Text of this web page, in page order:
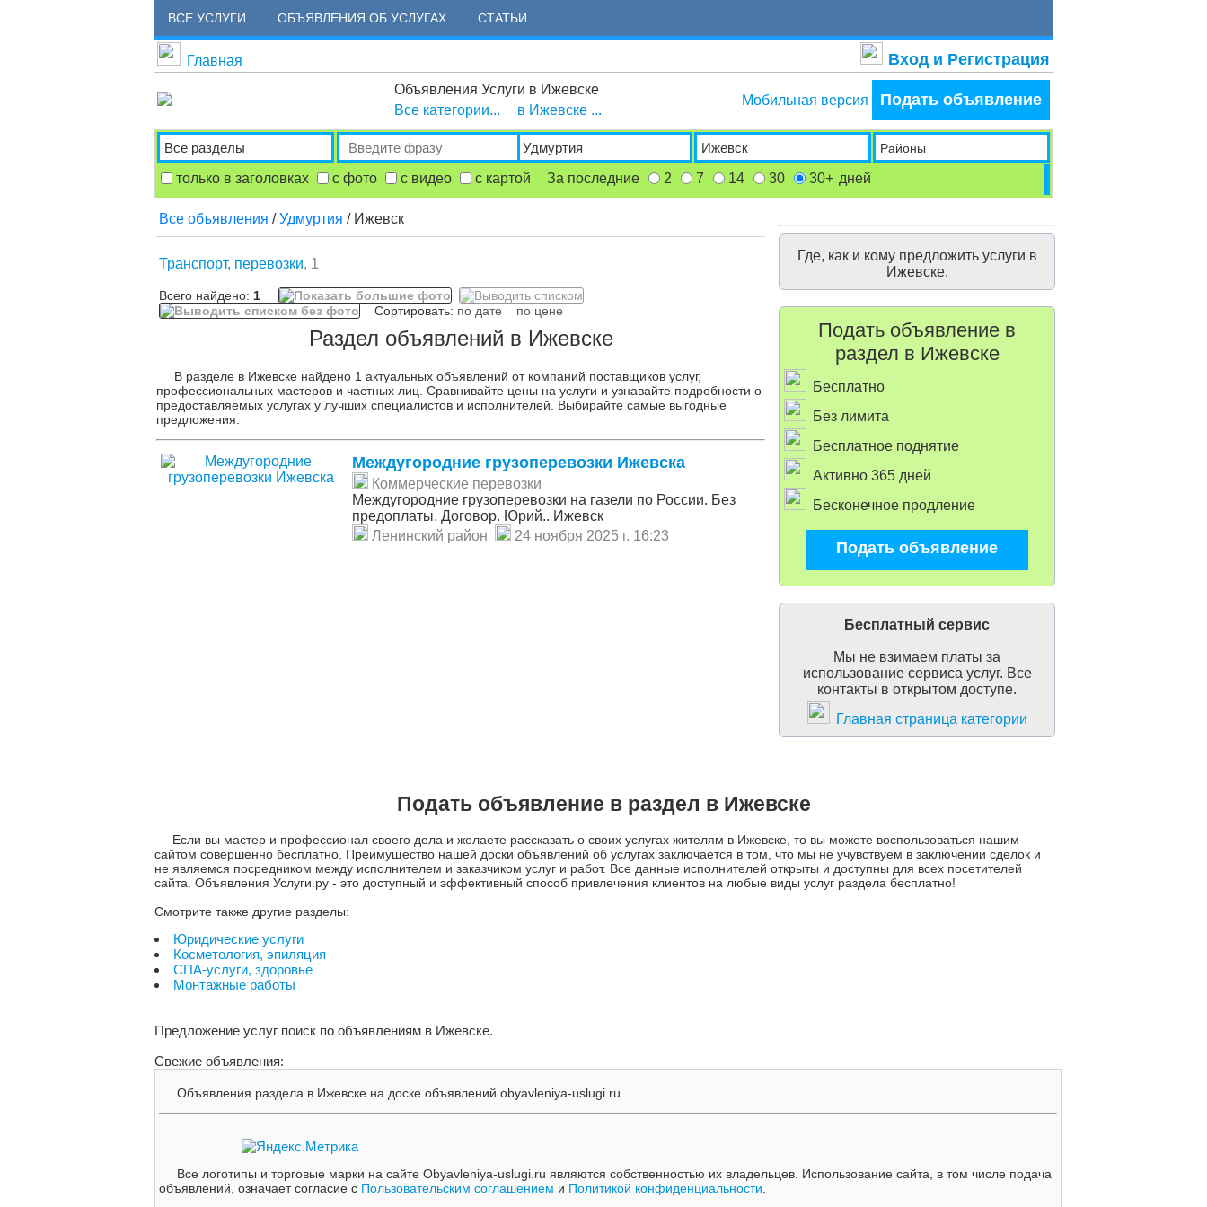
ВСЕ УСЛУГИ ОБЪЯВЛЕНИЯ ОБ УСЛУГАХ СТАТЬИ
Главная Вход и Регистрация
Объявления Услуги в Ижевске
Все категории...
в Ижевске ...
Мобильная версия Подать объявление
Районы
только в заголовках с фото с видео с картой За последние 2 7 14 30 30+ дней
Все объявления /Удмуртия / Ижевск
Транспорт, перевозки, 1
Всего найдено: 1
Сортировать: по дате по цене
Раздел объявлений в Ижевске
В разделе в Ижевске найдено 1 актуальных объявлений от компаний поставщиков услуг,
профессиональных мастеров и частных лиц. Сравнивайте цены на услуги и узнавайте подробности о
предоставляемых услугах у лучших специалистов и исполнителей. Выбирайте самые выгодные
предложения.
Междугородние грузоперевозки Ижевска
Коммерческие перевозки
Междугородние грузоперевозки на газели по России. Без
предоплаты. Договор. Юрий.. Ижевск
Ленинский район
24 ноября 2025 г. 16:23
Где, как и кому предложить услуги в
Ижевске.
Подать объявление в
раздел в Ижевске
Бесплатно
Без лимита
Бесплатное поднятие
Активно 365 дней
Бесконечное продление
Подать объявление
Бесплатный сервис
Мы не взимаем платы за
использование сервиса услуг. Все
контакты в открытом доступе.
Главная страница категории
Подать объявление в раздел в Ижевске
Если вы мастер и профессионал своего дела и желаете рассказать о своих услугах жителям в Ижевске, то вы можете воспользоваться нашим
сайтом совершенно бесплатно. Преимущество нашей доски объявлений об услугах заключается в том, что мы не учувствуем в заключении сделок и
не являемся посредником между исполнителем и заказчиком услуг и работ. Все данные исполнителей открыты и доступны для всех посетителей
сайта. Объявления Услуги.ру - это доступный и эффективный способ привлечения клиентов на любые виды услуг раздела бесплатно!
Смотрите также другие разделы:
Юридические услуги
Косметология, эпиляция
СПА-услуги, здоровье
Монтажные работы
Предложение услуг поиск по объявлениям в Ижевске.
Свежие объявления:
Объявления раздела в Ижевске на доске объявлений obyavleniya-uslugi.ru.
Все логотипы и торговые марки на сайте Obyavleniya-uslugi.ru являются собственностью их владельцев. Использование сайта, в том числе подача
объявлений, означает согласие с Пользовательским соглашением и Политикой конфиденциальности.